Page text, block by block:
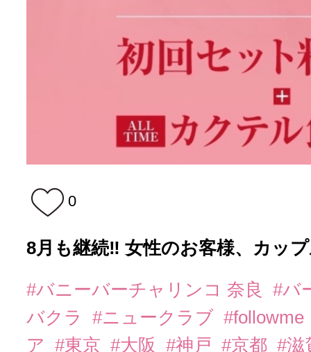
0
8月も継続‼️ 女性のお客様、カッ
#バニーバーチャリンコ 奈良
#バ
バクラ
#ニュークラブ #followme
ア
#東京 #大阪 #神戸 #京都 #